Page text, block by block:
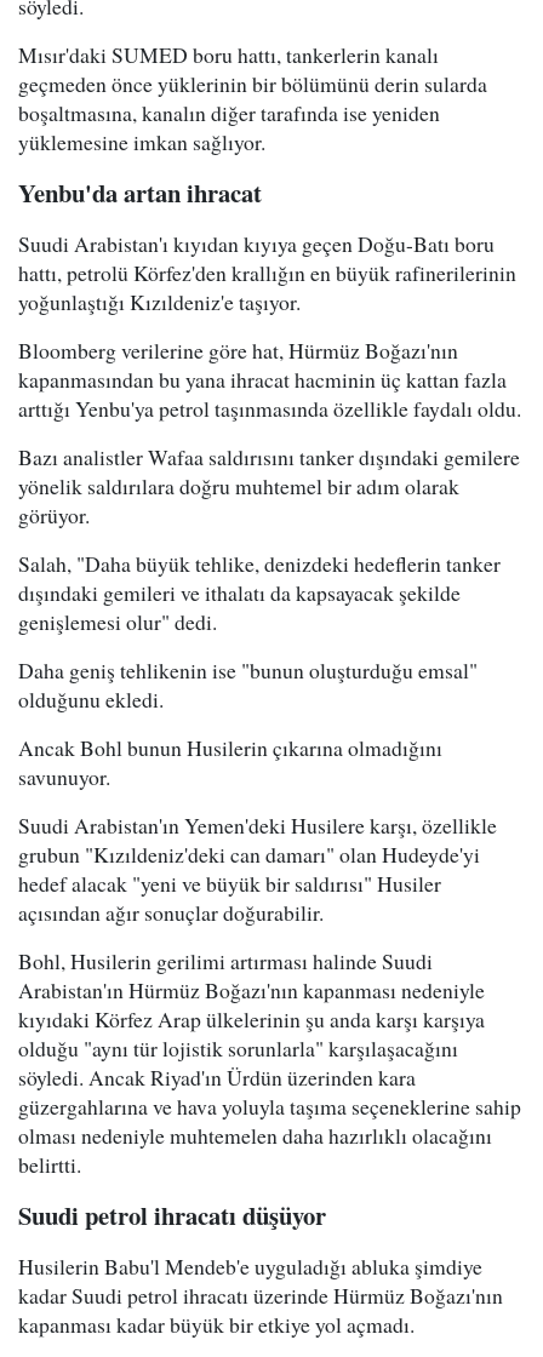
söyledi.
Mısır'daki SUMED boru hattı, tankerlerin kanalı
geçmeden önce yüklerinin bir bölümünü derin sularda
boşaltmasına, kanalın diğer tarafında ise yeniden
yüklemesine imkan sağlıyor.
Yenbu'da artan ihracat
Suudi Arabistan'ı kıyıdan kıyıya geçen Doğu-Batı boru
hattı, petrolü Körfez'den krallığın en büyük rafinerilerinin
yoğunlaştığı Kızıldeniz'e taşıyor.
Bloomberg verilerine göre hat, Hürmüz Boğazı'nın
kapanmasından bu yana ihracat hacminin üç kattan fazla
arttığı Yenbu'ya petrol taşınmasında özellikle faydalı oldu.
Bazı analistler Wafaa saldırısını tanker dışındaki gemilere
yönelik saldırılara doğru muhtemel bir adım olarak
görüyor.
Salah, "Daha büyük tehlike, denizdeki hedeflerin tanker
dışındaki gemileri ve ithalatı da kapsayacak şekilde
genişlemesi olur" dedi.
Daha geniş tehlikenin ise "bunun oluşturduğu emsal"
olduğunu ekledi.
Ancak Bohl bunun Husilerin çıkarına olmadığını
savunuyor.
Suudi Arabistan'ın Yemen'deki Husilere karşı, özellikle
grubun "Kızıldeniz'deki can damarı" olan Hudeyde'yi
hedef alacak "yeni ve büyük bir saldırısı" Husiler
açısından ağır sonuçlar doğurabilir.
Bohl, Husilerin gerilimi artırması halinde Suudi
Arabistan'ın Hürmüz Boğazı'nın kapanması nedeniyle
kıyıdaki Körfez Arap ülkelerinin şu anda karşı karşıya
olduğu "aynı tür lojistik sorunlarla" karşılaşacağını
söyledi. Ancak Riyad'ın Ürdün üzerinden kara
güzergahlarına ve hava yoluyla taşıma seçeneklerine sahip
olması nedeniyle muhtemelen daha hazırlıklı olacağını
belirtti.
Suudi petrol ihracatı düşüyor
Husilerin Babu'l Mendeb'e uyguladığı abluka şimdiye
kadar Suudi petrol ihracatı üzerinde Hürmüz Boğazı'nın
kapanması kadar büyük bir etkiye yol açmadı.